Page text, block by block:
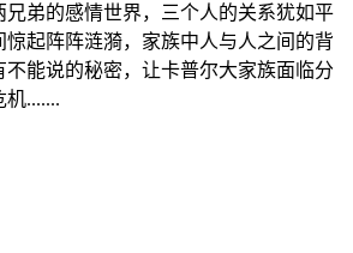
兄弟的感情世界，三个人的关系犹如平
惊起阵阵涟漪，家族中人与人之间的背
不能说的秘密，让卡普尔大家族面临分
.......